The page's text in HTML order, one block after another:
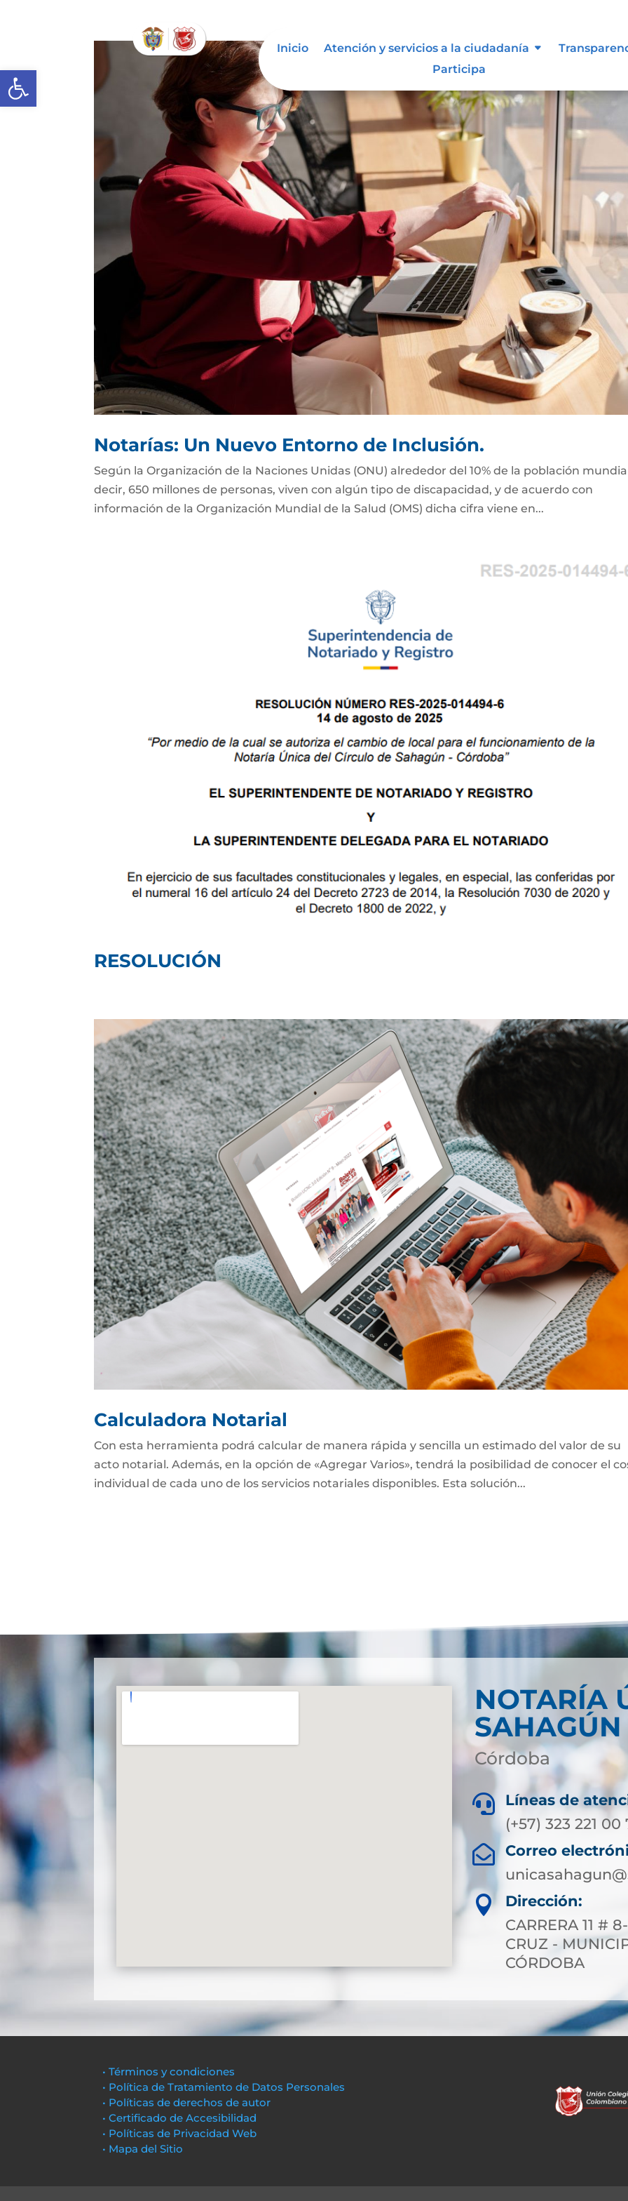
Abrir barra de herramientas
Inicio Atención y servicios a la ciudadanía
Participa
Notarías: Un Nuevo Entorno de Inclusión.
Según la Organización de la Naciones Unidas (ONU) alrededor del 10% de la población
decir, 650 millones de personas, viven con algún tipo de discapacidad, y de acuerdo con
información de la Organización Mundial de la Salud (OMS) dicha cifra viene en...
RESOLUCIÓN
Calculadora Notarial
Con esta herramienta podrá calcular de manera rápida y sencilla un estimado del valor de su
acto notarial. Además, en la opción de «Agregar Varios», tendrá la posibilidad de conocer el
individual de cada uno de los servicios notariales disponibles. Esta solución...
NOTARÍA
SAHAGÚN
Córdoba

Líneas de
(+57) 323 221

Correo

Dirección:
CARRERA 11 #
CRUZ -
CÓRDOBA
• Términos y condiciones
• Política de Tratamiento de Datos Personales
• Políticas de derechos de autor
• Certificado de Accesibilidad
• Políticas de Privacidad Web
• Mapa del Sitio